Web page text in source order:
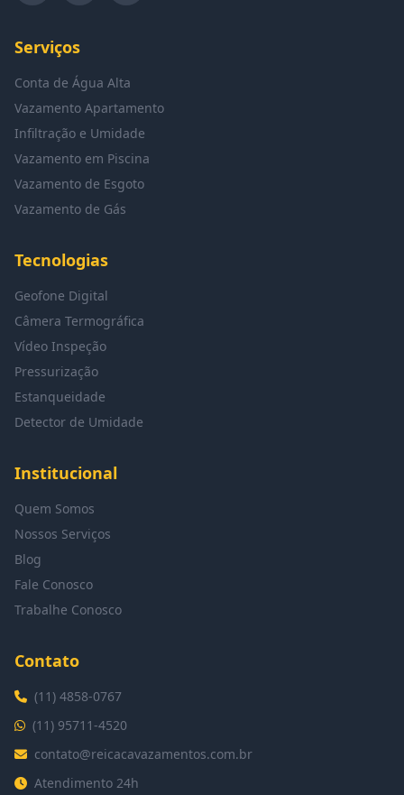
Serviços
Conta de Água Alta
Vazamento Apartamento
Infiltração e Umidade
Vazamento em Piscina
Vazamento de Esgoto
Vazamento de Gás
Tecnologias
Geofone Digital
Câmera Termográfica
Vídeo Inspeção
Pressurização
Estanqueidade
Detector de Umidade
Institucional
Quem Somos
Nossos Serviços
Blog
Fale Conosco
Trabalhe Conosco
Contato
(11) 4858-0767
(11) 95711-4520
contato@reicacavazamentos.com.br
Atendimento 24h